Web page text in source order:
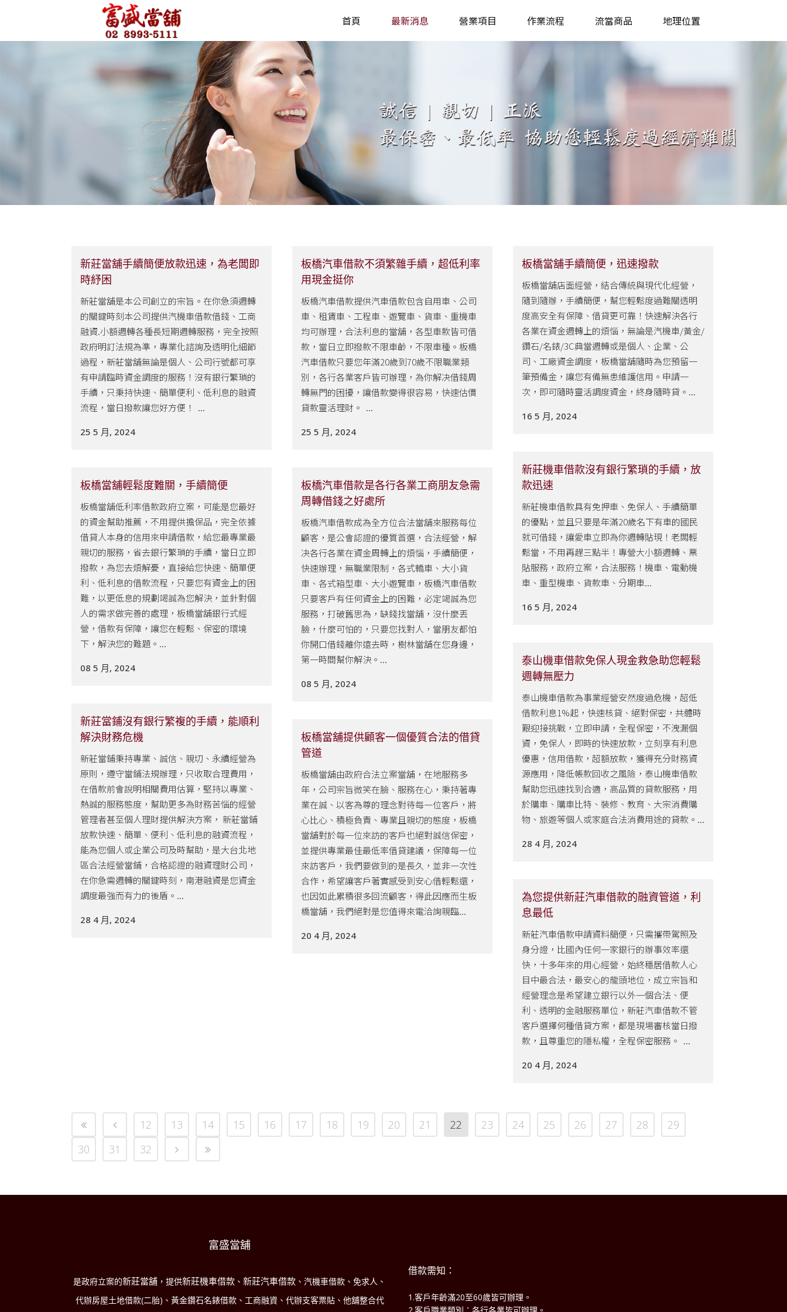
首頁 最新消息 營業項目 作業流程 流當商品 地理位置
新莊當舖手續簡便放款迅速，為老闆即
時紓困
新莊當舖是本公司創立的宗旨。在你急須週轉
的關鍵時刻本公司提供汽機車借款借錢、工商
融資.小額週轉各種長短期週轉服務，完全按照
政府明訂法規為準，專業化諮詢及透明化細節
過程，新莊當舖無論是個人、公司行號都可享
有申請臨時資金調度的服務！沒有銀行繁瑣的
手續，只秉持快速、簡單便利、低利息的融資
流程，當日撥款讓您好方便！ ...
25 5 月, 2024
板橋汽車借款不須繁雜手續，超低利率
用現金挺你
板橋汽車借款提供汽車借款包含自用車、公司
車、租賃車、工程車、遊覽車、貨車、重機車
均可辦理，合法利息的當舖，各型車款皆可借
款，當日立即撥款不限車齡，不限車種。板橋
汽車借款只要您年滿20歲到70歲不限職業類
別，各行各業客戶皆可辦理，為你解决借錢周
轉無門的困擾，讓借款變得很容易，快速估價
貸款靈活理財。 ...
25 5 月, 2024
板橋當舖手續簡便，迅速撥款
板橋當舖店面經營，結合傳統與現代化經營，
隨到隨辦，手續簡便，幫您輕鬆度過難關透明
度高安全有保障、借貸更可靠！快速解決各行
各業在資金週轉上的煩惱，無論是汽機車/黃金/
鑽石/名錶/3C典當週轉或是個人、企業、公
司、工廠資金調度，板橋當舖隨時為您預留一
筆預備金，讓您有備無患維護信用。申請一
次，即可隨時靈活調度資金，終身隨時貸。...
16 5 月, 2024
新莊機車借款沒有銀行繁瑣的手續，放
款迅速
新莊機車借款具有免押車、免保人、手續簡單
的優點，並且只要是年滿20歲名下有車的國民
就可借錢，讓愛車立即為你週轉貼現！老闆輕
鬆當，不用再趕三點半！專營大小額週轉、票
貼服務，政府立案，合法服務！機車、電動機
車、重型機車、貨款車、分期車...
16 5 月, 2024
板橋當舖輕鬆度難關，手續簡便
板橋當舖低利率借款政府立案，可能是您最好
的資金幫助推薦，不用提供擔保品，完全依據
借貸人本身的信用來申請借款，給您最專業最
親切的服務，省去銀行繁瑣的手續，當日立即
撥款，為您去煩解憂，直接給您快速、簡單便
利、低利息的借款流程，只要您有資金上的困
難，以更低息的規劃竭誠為您解決，並針對個
人的需求做完善的處理，板橋當舖銀行式經
營，借款有保障，讓您在輕鬆、保密的環境
下，解決您的難題。...
08 5 月, 2024
板橋汽車借款是各行各業工商朋友急需
周轉借錢之好處所
板橋汽車借款成為全方位合法當舖來服務每位
顧客，是公會認證的優質首選，合法經營，解
决各行各業在資金周轉上的煩惱，手續簡便，
快速辦理，無職業限制，各式轎車、大小貨
車、各式箱型車、大小遊覽車，板橋汽車借款
只要客戶有任何資金上的困難，必定竭誠為您
服務，打破舊思為，缺錢找當舖，沒什麼丟
臉，什麼可怕的，只要您找對人，當朋友都怕
你開口借錢離你遠去時，樹林當舖在您身邊，
第一時間幫你解決。...
08 5 月, 2024
泰山機車借款免保人現金救急助您輕鬆
週轉無壓力
泰山機車借款為事業經營安然度過危機，超低
借款利息1%起，快速核貸、絕對保密，共體時
艱迎接挑戰，立即申請，全程保密，不洩漏個
資，免保人，即時的快速放款，立刻享有利息
優惠，信用借款，超額放款，獲得充分財務資
源應用，降低帳款回收之風險，泰山機車借款
幫助您迅速找到合適，高品質的貸款服務，用
於購車、購車比特、裝修、教育、大宗消費購
物、旅遊等個人或家庭合法消費用途的貸款。...
28 4 月, 2024
新莊當鋪沒有銀行繁複的手續，能順利
解決財務危機
新莊當鋪秉持專業、誠信、親切、永續經營為
原則，遵守當鋪法規辦理，只收取合理費用，
在借款前會說明相關費用估算，堅持以專業、
熱誠的服務態度，幫助更多為財務苦惱的經營
管理者甚至個人理財提供解決方案， 新莊當鋪
放款快速、簡單、便利、低利息的融資流程，
能為您個人或企業公司及時幫助，是大台北地
區合法經營當鋪，合格認證的融資理財公司，
在你急需週轉的關鍵時刻，南港融資是您資金
調度最強而有力的後盾。...
28 4 月, 2024
板橋當舖提供顧客一個優質合法的借貸
管道
板橋當舖由政府合法立案當舖，在地服務多
年，公司宗旨微笑在臉、服務在心，秉持著專
業在誠、以客為尊的理念對待每一位客戶，將
心比心、積極負責、專業且親切的態度，板橋
當舖對於每一位來訪的客戶也絕對誠信保密，
並提供專業最佳最低率借貸建議，保障每一位
來訪客戶，我們要做到的是長久，並非一次性
合作，希望讓客戶著實感受到安心借輕鬆還，
也因如此累積很多回流顧客，得此因應而生板
橋當舖，我們絕對是您值得來電洽詢親臨...
20 4 月, 2024
為您提供新莊汽車借款的融資管道，利
息最低
新莊汽車借款申請資料簡便，只需攜帶駕照及
身分證，比國內任何一家銀行的辦事效率還
快，十多年來的用心經營，始終穩居借款人心
目中最合法，最安心的龍頭地位，成立宗旨和
經營理念是希望建立銀行以外一個合法、便
利、透明的金融服務單位，新莊汽車借款不管
客戶選擇何種借貸方案，都是現場審核當日撥
款，且尊重您的隱私權，全程保密服務。 ...
20 4 月, 2024
12 13 14 15 16 17 18 19 20 21 22 23 24 25 26 27 28
29
30
31 32
富盛當舖
是政府立案的新莊當舖 ，提供新莊機車借款 、 新莊汽車借款 、汽機車借款、免求人、
代辦房屋土地借款(二胎)、黃金鑽石名錶借款、工商融資、代辦支客票貼、他舖整合代
借款需知：
1.客戶年齡滿20至60歲皆可辦理。